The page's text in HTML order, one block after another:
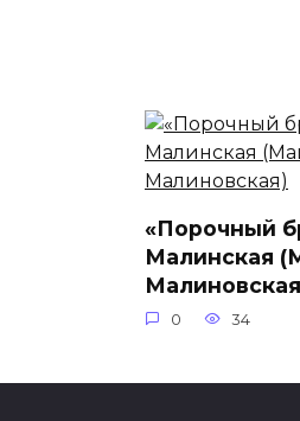
«Порочный
Малинская
0 34